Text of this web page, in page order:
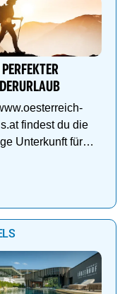
PERFEKTER
findest du die
Unterkunft für